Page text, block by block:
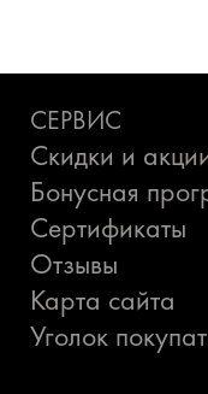
СЕРВИС
Скидки и
Бонусная
Сертификаты
Отзывы
Карта сайта
Уголок